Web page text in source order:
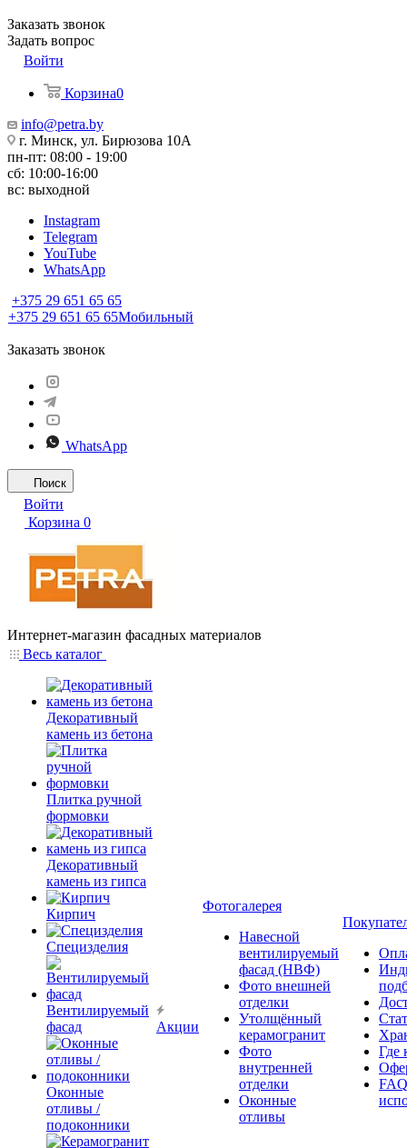
Заказать звонок
Задать вопрос
Войти
Корзина0
info@petra.by
г. Минск, ул. Бирюзова 10А
пн-пт: 08:00 - 19:00
сб: 10:00-16:00
вс: выходной
Instagram
Telegram
YouTube
WhatsApp
+375 29 651 65 65
+375 29 651 65 65Мобильный
Заказать звонок
WhatsApp
Поиск
Войти
Корзина 0
Интернет-магазин фасадных материалов
Весь каталог
Декоративный
камень из бетона
Плитка ручной
формовки
Декоративный
камень из гипса
Кирпич
Специзделия
Вентилируемый
фасад
Оконные
отливы /
подоконники
Акции
Фотогалерея
Навесной
вентилируемый
фасад (НВФ)
Фото внешней
отделки
Утолщённый
керамогранит
Фото
внутренней
отделки
Оконные
отливы
Где